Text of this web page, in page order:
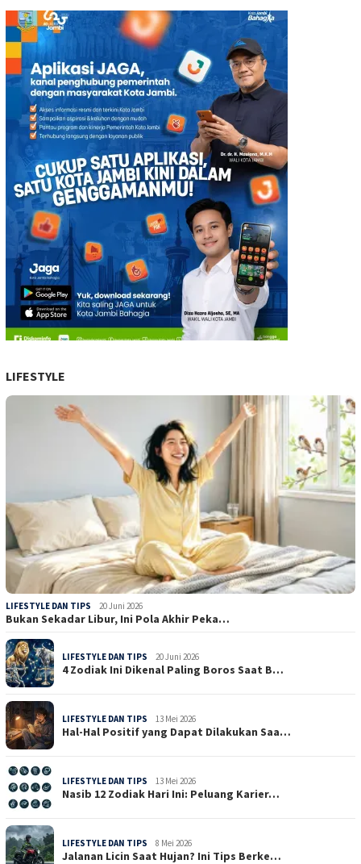
LIFESTYLE
LIFESTYLE DAN TIPS 20 Juni 2026
Bukan Sekadar Libur, Ini Pola Akhir Peka…
LIFESTYLE DAN TIPS 20 Juni 2026
4 Zodiak Ini Dikenal Paling Boros Saat B…
LIFESTYLE DAN TIPS 13 Mei 2026
Hal-Hal Positif yang Dapat Dilakukan Saa…
LIFESTYLE DAN TIPS 13 Mei 2026
Nasib 12 Zodiak Hari Ini: Peluang Karier…
LIFESTYLE DAN TIPS 8 Mei 2026
Jalanan Licin Saat Hujan? Ini Tips Berke…